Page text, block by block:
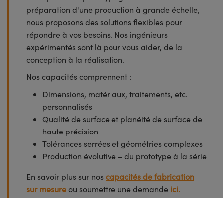
préparation d'une production à grande échelle,
nous proposons des solutions flexibles pour
répondre à vos besoins. Nos ingénieurs
expérimentés sont là pour vous aider, de la
conception à la réalisation.
Nos capacités comprennent :
Dimensions, matériaux, traitements, etc.
personnalisés
Qualité de surface et planéité de surface de
haute précision
Tolérances serrées et géométries complexes
Production évolutive – du prototype à la série
En savoir plus sur nos capacités de fabrication
sur mesure ou soumettre une demande ici.